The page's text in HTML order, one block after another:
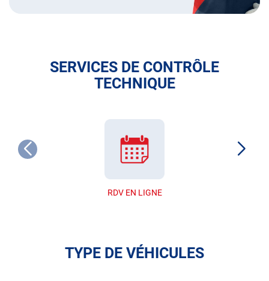
SERVICES DE CONTRÔLE
TECHNIQUE
RDV EN LIGNE
TYPE DE VÉHICULES